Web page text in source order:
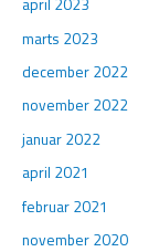
april 2023
marts 2023
december 2022
november 2022
januar 2022
april 2021
februar 2021
november 2020